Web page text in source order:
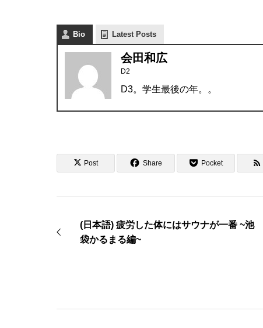
Bio Latest Posts
会田和広
D2
D3。学生最後の年。。
Post Share Pocket
(日本語) 疲労した体にはサウナが一番 ~池
袋かるまる編~